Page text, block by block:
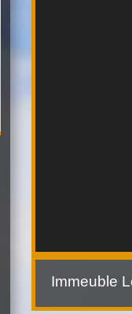
Immeuble